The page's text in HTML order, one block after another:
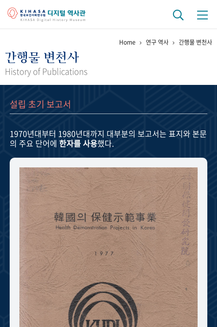
걸어온 길 기관 변천사
정책과 연구 키워드로 보는 연구 역사
연구자들
기록물 아카이브
사진 아카이브 문서 기록물 행정박물 영상 기록물
주년 기념
성과 50선 숫자로 보는 50년 50+1주년 광장
세계와 함께 한 KIHASA
VR 역사관
Home 연구 역사 간행물 변천사
간행물 변천사
History of Publications
설립 초기 보고서
1970년대부터 1980년대까지 대부분의 보고서는 표지와 본문
의 주요 단어에 한자를 사용했다.